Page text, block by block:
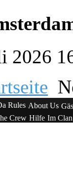
2026
Rules About Us
Crew Hilfe Im